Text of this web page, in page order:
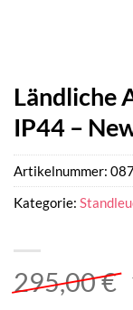
Ländliche
IP44 –
295,00€
Artikelnummer:
Kategorie: